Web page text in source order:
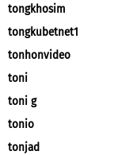
tongkhosim
tongkubetnet1
tonhonvideo
toni
toni g
tonio
tonjad